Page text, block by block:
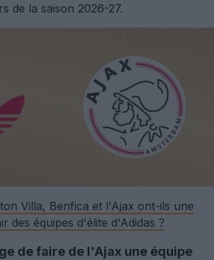
de la saison 2026-27.
Villa, Benfica et l'Ajax ont-ils une
des équipes d'élite d'Adidas ?
de faire de l'Ajax une équipe